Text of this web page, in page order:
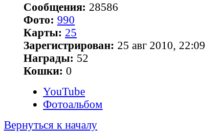
Сообщения: 28586
Фото: 990
Карты: 25
Зарегистрирован: 25 авг 2010, 22:09
Награды: 52
Кошки: 0
YouTube
Фотоальбом
Вернуться к началу